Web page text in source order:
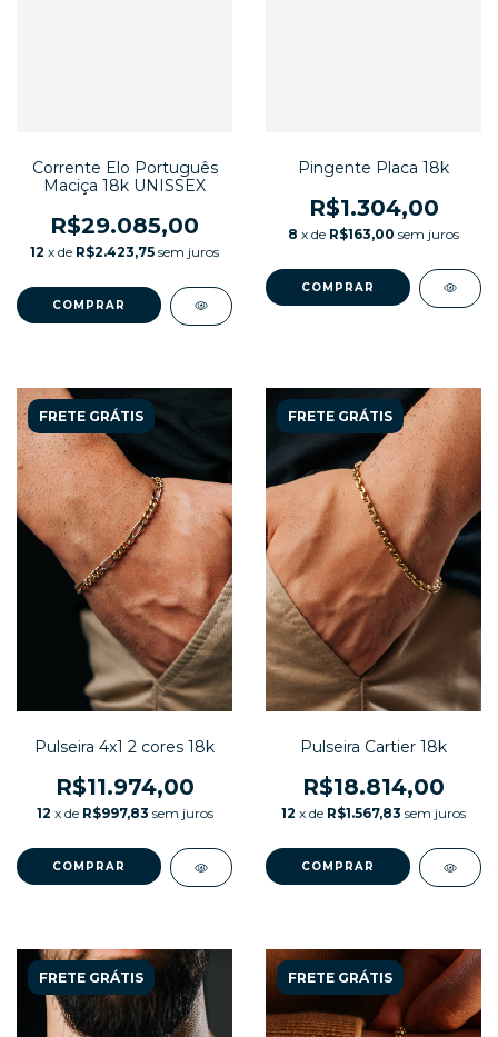
Corrente Elo Português
Maciça 18k UNISSEX
R$29.085,00
12 x de R$2.423,75 sem juros
Pingente Placa 18k
R$1.304,00
8 x de R$163,00 sem juros
FRETE GRÁTIS
Pulseira 4x1 2 cores 18k
R$11.974,00
12 x de R$997,83 sem juros
FRETE GRÁTIS
Pulseira Cartier 18k
R$18.814,00
12 x de R$1.567,83 sem juros
FRETE GRÁTIS FRETE GRÁTIS